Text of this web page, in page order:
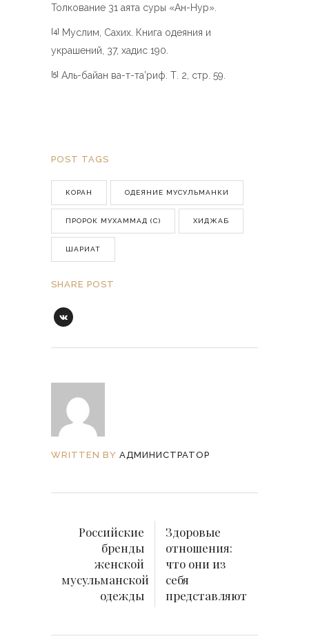
Толкование 31 аята суры «Ан-Нур».
[4]
Муслим, Сахих. Книга одеяния и
украшений, 37, хадис 190.
[5] Аль-байан ва-т-та’риф. Т. 2, стр. 59.
POST TAGS
КОРАН ОДЕЯНИЕ МУСУЛЬМАНКИ
ПРОРОК МУХАММАД (С) ХИДЖАБ
ШАРИАТ
SHARE POST
WRITTEN BY АДМИНИСТРАТОР
Российские
бренды
женской
мусульманской
одежды
Здоровые
отношения:
что они из
себя
представляют